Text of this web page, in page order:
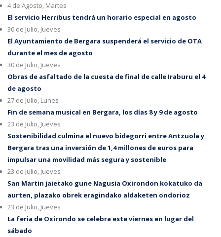
4 de Agosto, Martes
El servicio Herribus tendrá un horario especial en agosto
30 de Julio, Jueves
El Ayuntamiento de Bergara suspenderá el servicio de OTA
durante el mes de agosto
30 de Julio, Jueves
Obras de asfaltado de la cuesta de final de calle Iraburu el 4
de agosto
27 de Julio, Lunes
Fin de semana musical en Bergara, los días 8 y 9 de agosto
23 de Julio, Jueves
Sostenibilidad culmina el nuevo bidegorri entre Antzuola y
Bergara tras una inversión de 1,4 millones de euros para
impulsar una movilidad más segura y sostenible
23 de Julio, Jueves
San Martin jaietako gune Nagusia Oxirondon kokatuko da
aurten, plazako obrek eragindako aldaketen ondorioz
23 de Julio, Jueves
La feria de Oxirondo se celebra este viernes en lugar del
sábado